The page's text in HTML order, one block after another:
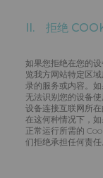
II. 拒绝
如果您拒绝在您的
览我方网站特定区
录的服务或内容。
无法识别您的设备
设备连接互联网所在
在这何种情况下，
正常运行所需的
们拒绝承担任何责任